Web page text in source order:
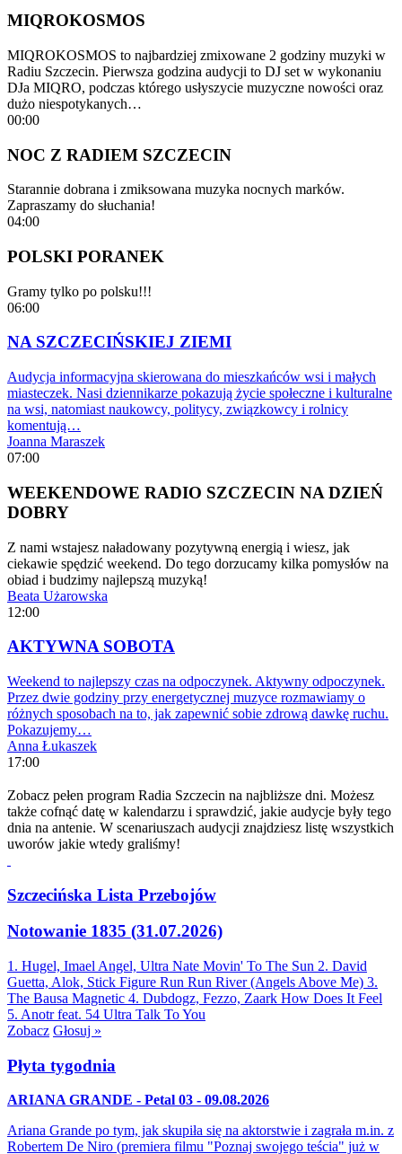
MIQROKOSMOS
MIQROKOSMOS to najbardziej zmixowane 2 godziny muzyki w
Radiu Szczecin. Pierwsza godzina audycji to DJ set w wykonaniu
DJa MIQRO, podczas którego usłyszycie muzyczne nowości oraz
dużo niespotykanych…
00:00
NOC Z RADIEM SZCZECIN
Starannie dobrana i zmiksowana muzyka nocnych marków.
Zapraszamy do słuchania!
04:00
POLSKI PORANEK
Gramy tylko po polsku!!!
06:00
NA SZCZECIŃSKIEJ ZIEMI
Audycja informacyjna skierowana do mieszkańców wsi i małych
miasteczek. Nasi dziennikarze pokazują życie społeczne i kulturalne
na wsi, natomiast naukowcy, politycy, związkowcy i rolnicy
komentują…
Joanna Maraszek
07:00
WEEKENDOWE RADIO SZCZECIN NA DZIEŃ
DOBRY
Z nami wstajesz naładowany pozytywną energią i wiesz, jak
ciekawie spędzić weekend. Do tego dorzucamy kilka pomysłów na
obiad i budzimy najlepszą muzyką!
Beata Użarowska
12:00
AKTYWNA SOBOTA
Weekend to najlepszy czas na odpoczynek. Aktywny odpoczynek.
Przez dwie godziny przy energetycznej muzyce rozmawiamy o
różnych sposobach na to, jak zapewnić sobie zdrową dawkę ruchu.
Pokazujemy…
Anna Łukaszek
17:00
Zobacz pełen program Radia Szczecin na najbliższe dni. Możesz
także cofnąć datę w kalendarzu i sprawdzić, jakie audycje były tego
dnia na antenie. W scenariuszach audycji znajdziesz listę wszystkich
uworów jakie wtedy graliśmy!
Szczecińska Lista Przebojów
Notowanie 1835 (31.07.2026)
1. Hugel, Imael Angel, Ultra Nate Movin' To The Sun 2. David
Guetta, Alok, Stick Figure Run Run River (Angels Above Me) 3.
The Bausa Magnetic 4. Dubdogz, Fezzo, Zaark How Does It Feel
5. Anotr feat. 54 Ultra Talk To You
Zobacz Głosuj »
Płyta tygodnia
ARIANA GRANDE - Petal 03 - 09.08.2026
Ariana Grande po tym, jak skupiła się na aktorstwie i zagrała m.in. z
Robertem De Niro (premiera filmu "Poznaj swojego teścia" już w